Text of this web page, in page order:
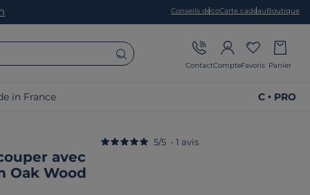
Conseils décoCarte cadeauBoutique
ContactCompteFavoris Panier
in France C • PRO
avec
Oak Wood
5/5 - 1 avis